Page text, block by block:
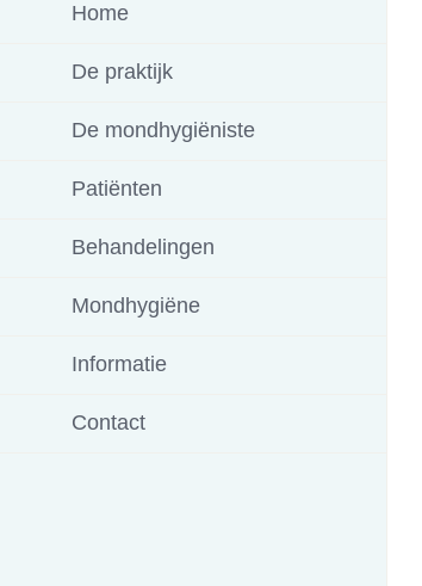
Home
De praktijk
De mondhygiëniste
Patiënten
Behandelingen
Mondhygiëne
Informatie
Contact